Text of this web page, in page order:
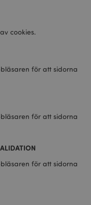
cookies.
för att sidorna
för att sidorna
för att sidorna